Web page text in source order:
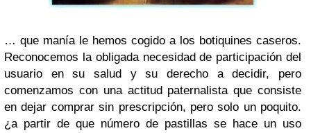
… que manía le hemos cogido a los botiquines caseros.
Reconocemos la obligada necesidad de participación del
usuario en su salud y su derecho a decidir, pero
comenzamos con una actitud paternalista que consiste
en dejar comprar sin prescripción, pero solo un poquito.
¿a partir de que número de pastillas se hace un uso